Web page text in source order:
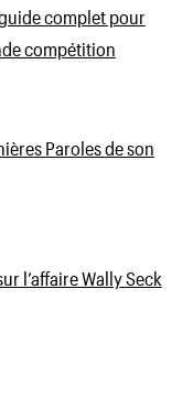
complet pour
compétition
Paroles de son
l’affaire Wally Seck